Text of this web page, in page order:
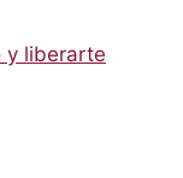
y liberarte